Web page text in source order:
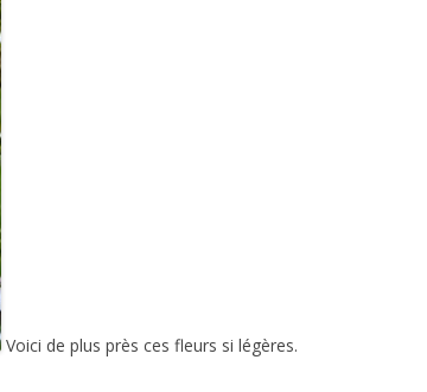
Voici de plus près ces fleurs si légères.